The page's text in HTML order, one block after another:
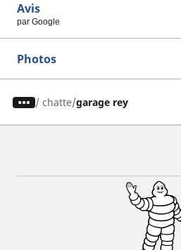
Avis
par Google
Photos
/ chatte garage rey